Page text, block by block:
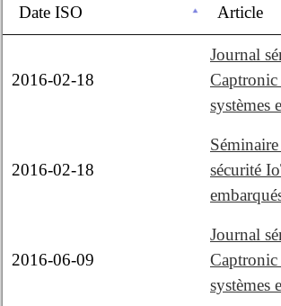
Date ISO Article
2016-02-18
Journal
Captronic
systèmes
2016-02-18
sécurité
2016-06-09
Journal
Captronic
systèmes